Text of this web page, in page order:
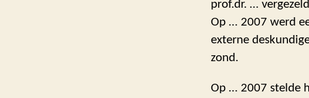
prof.dr. …
Op … 2007 werd
externe
zond.
Op … 2007 stelde